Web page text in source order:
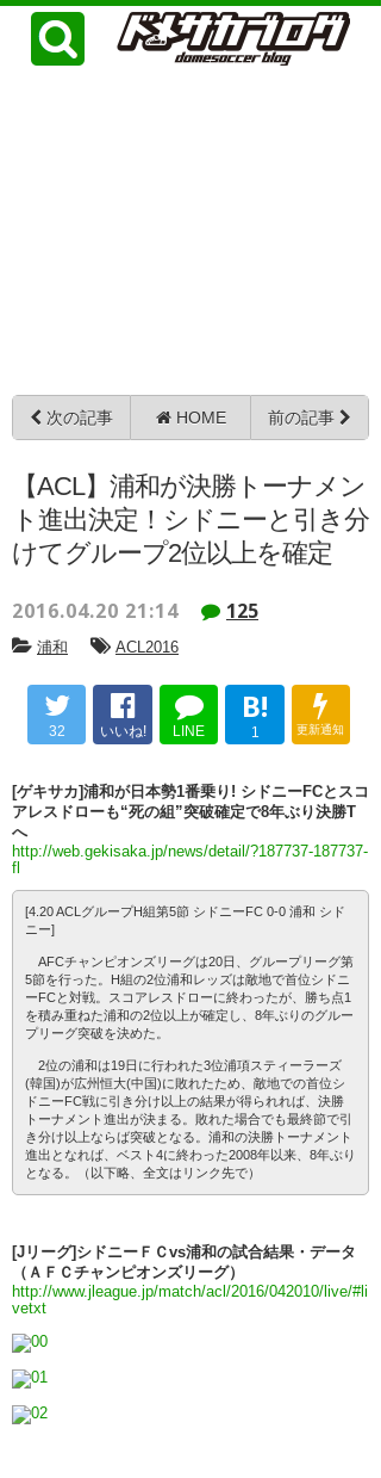
次の記事 HOME 前の記事
【ACL】浦和が決勝トーナメン
ト進出決定！シドニーと引き分
けてグループ2位以上を確定
2016.04.20 21:14 125
浦和 ACL2016
32 いいね! LINE
B!
1 更新通知
[ゲキサカ]浦和が日本勢1番乗り! シドニーFCとスコ
アレスドローも“死の組”突破確定で8年ぶり決勝T
へ
http://web.gekisaka.jp/news/detail/?187737-187737-
fl
[4.20 ACLグループH組第5節 シドニーFC 0-0 浦和 シド
ニー]
AFCチャンピオンズリーグは20日、グループリーグ第
5節を行った。H組の2位浦和レッズは敵地で首位シドニ
ーFCと対戦。スコアレスドローに終わったが、勝ち点1
を積み重ねた浦和の2位以上が確定し、8年ぶりのグルー
プリーグ突破を決めた。
2位の浦和は19日に行われた3位浦項スティーラーズ
(韓国)が広州恒大(中国)に敗れたため、敵地での首位シ
ドニーFC戦に引き分け以上の結果が得られれば、決勝
トーナメント進出が決まる。敗れた場合でも最終節で引
き分け以上ならば突破となる。浦和の決勝トーナメント
進出となれば、ベスト4に終わった2008年以来、8年ぶり
となる。（以下略、全文はリンク先で）
[Jリーグ]シドニーＦＣvs浦和の試合結果・データ
（ＡＦＣチャンピオンズリーグ）
http://www.jleague.jp/match/acl/2016/042010/live/#li
vetxt